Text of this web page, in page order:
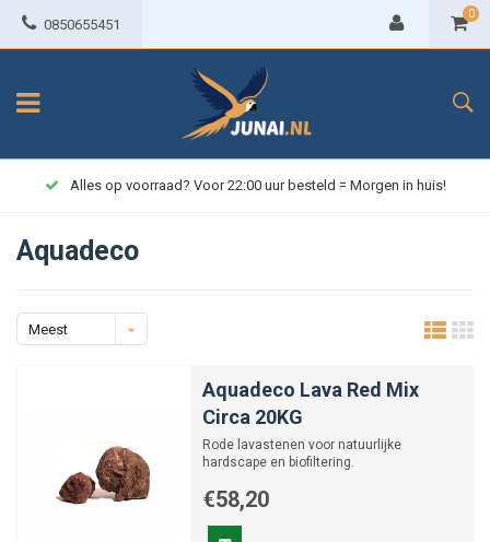
0850655451
0
Alles op voorraad? Voor 22:00 uur besteld = Morgen in huis!
Aquadeco
Meest
Aquadeco Lava Red Mix
Circa 20KG
Rode lavastenen voor natuurlijke
hardscape en biofiltering.
€58,20